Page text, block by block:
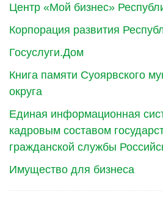
Центр «Мой бизнес»
Корпорация развития
Госуслуги.Дом
Книга памяти Суоярвского
округа
Единая информационная
кадровым составом
гражданской службы
Имущество для бизнеса